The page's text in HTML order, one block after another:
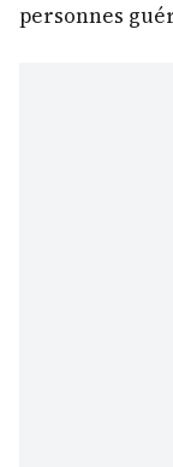
personnes